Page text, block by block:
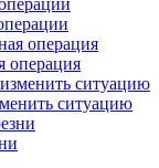
операция
ситуацию